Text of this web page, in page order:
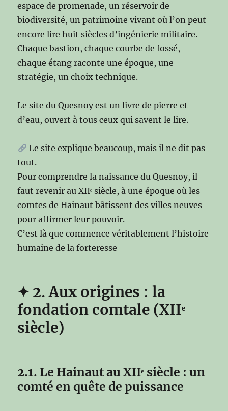
espace de promenade, un réservoir de
biodiversité, un patrimoine vivant où l’on peut
encore lire huit siècles d’ingénierie militaire.
Chaque bastion, chaque courbe de fossé,
chaque étang raconte une époque, une
stratégie, un choix technique.
Le site du Quesnoy est un livre de pierre et
d’eau, ouvert à tous ceux qui savent le lire.
Le site explique beaucoup, mais il ne dit pas
tout.
Pour comprendre la naissance du Quesnoy, il
faut revenir au XIIᵉ siècle, à une époque où les
comtes de Hainaut bâtissent des villes neuves
pour affirmer leur pouvoir.
C’est là que commence véritablement l’histoire
humaine de la forteresse
✦ 2. Aux origines : la
fondation comtale (XIIᵉ
siècle)
2.1. Le Hainaut au XIIᵉ siècle : un
comté en quête de puissance